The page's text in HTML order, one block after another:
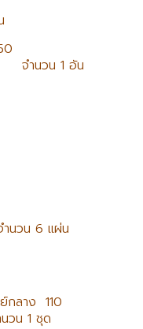
อัน
ดทดลอง
6 แผ่น
ะเปาะยาง
กลาง 110
ชุด